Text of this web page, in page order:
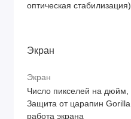
оптическая стабилизация)
Экран
Экран
Число пикселей на
Защита от царапин
работа экрана